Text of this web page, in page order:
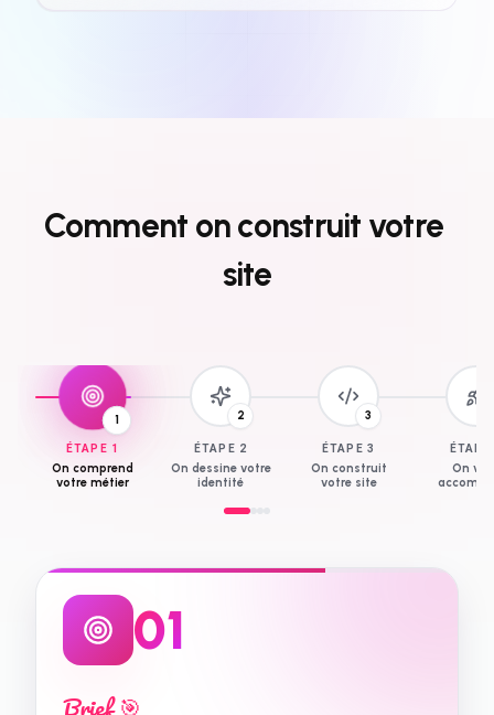
Comment onconstruit votre
site
1
ÉTAPE 1
On comprend
votre métier
2
ÉTAPE 2
On dessine votre
identité
3
ÉTAPE 3
On construit
votre site
ÉTAPE
On
02
Design ✨